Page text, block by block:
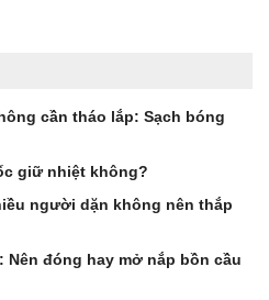
cần tháo lắp: Sạch bóng
giữ nhiệt không?
người dặn không nên thắp
đóng hay mở nắp bồn cầu